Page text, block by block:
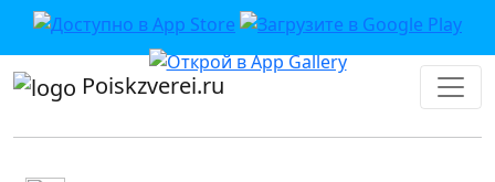
Poiskzverei.ru